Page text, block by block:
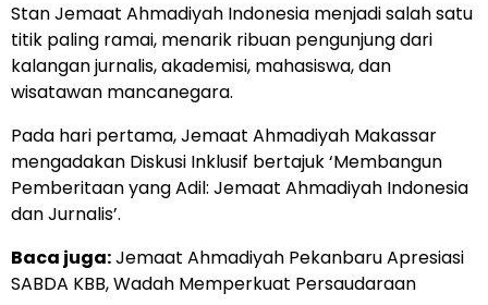
Stan Jemaat Ahmadiyah Indonesia menjadi salah satu
titik paling ramai, menarik ribuan pengunjung dari
kalangan jurnalis, akademisi, mahasiswa, dan
wisatawan mancanegara.
Pada hari pertama, Jemaat Ahmadiyah Makassar
mengadakan Diskusi Inklusif bertajuk ‘Membangun
Pemberitaan yang Adil: Jemaat Ahmadiyah Indonesia
dan Jurnalis’.
Baca juga:Jemaat Ahmadiyah Pekanbaru Apresiasi
SABDA KBB, Wadah Memperkuat Persaudaraan